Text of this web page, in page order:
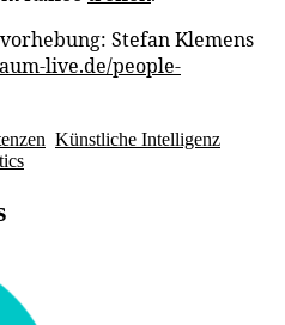
Stefan Klemens
live.de/people-
Künstliche Intelligenz